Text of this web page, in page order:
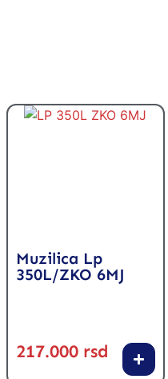
Muzilica Lp
350L/ZKO 6MJ
217.000 rsd